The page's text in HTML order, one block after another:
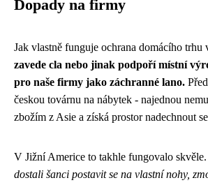
Dopady na firmy
Jak vlastně funguje ochrana domácího trhu
zavede cla nebo jinak podpoří místní
pro naše firmy jako záchranné lano.
českou továrnu na nábytek - najednou
zbožím z Asie a získá prostor nadechnout
V Jižní Americe to takhle fungovalo skvěle.
dostali šanci postavit se na vlastní nohy,